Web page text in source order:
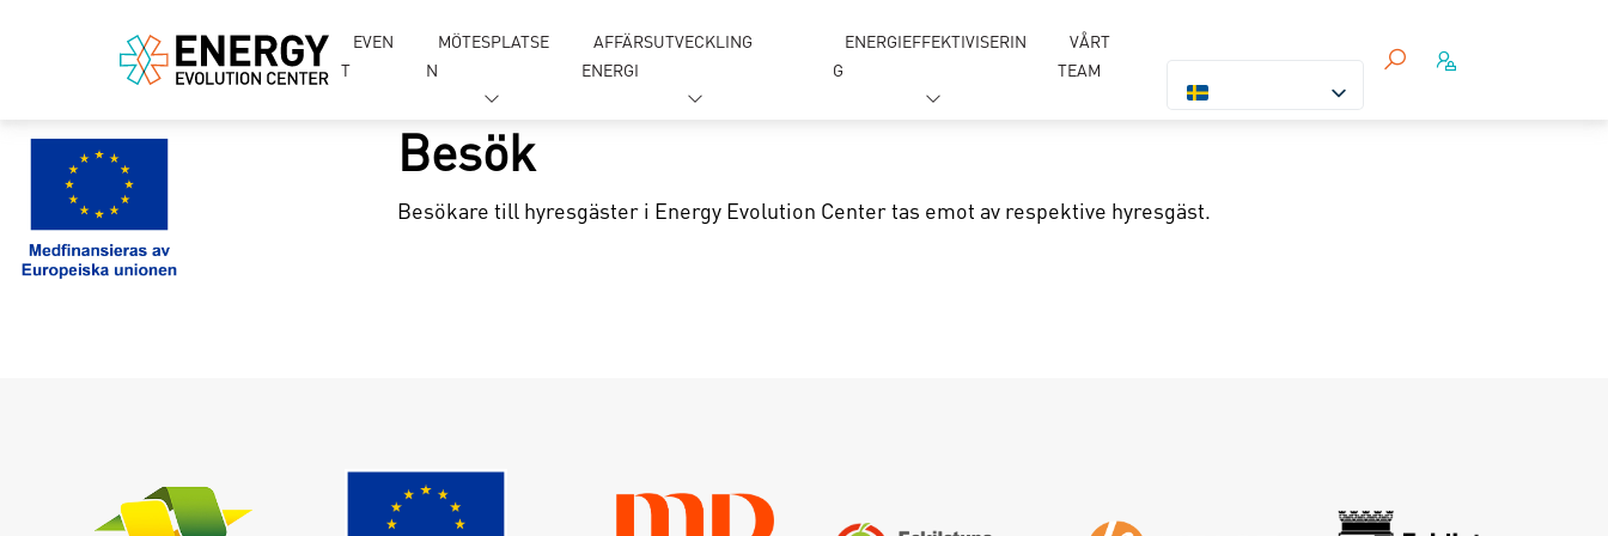
EVEN
T
MÖTESPLATSE
N
AFFÄRSUTVECKLING
ENERGI
ENERGIEFFEKTIVISERIN
G
VÅRT
TEAM
Besök
Besökare till hyresgäster i Energy Evolution Center tas emot av respektive hyresgäst.
Glömt lösenordet ?